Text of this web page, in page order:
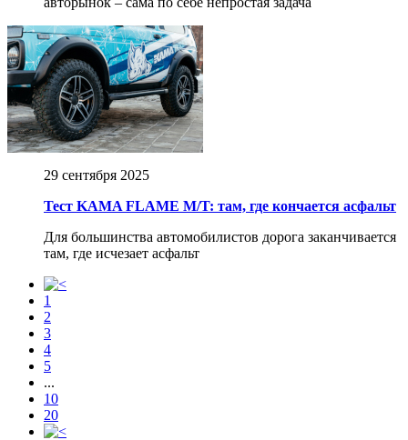
29 сентября 2025
Тест KAMA FLAME M/T: там, где кончается асфальт
Для большинства автомобилистов дорога заканчивается
там, где исчезает асфальт
1
2
3
4
5
...
10
20